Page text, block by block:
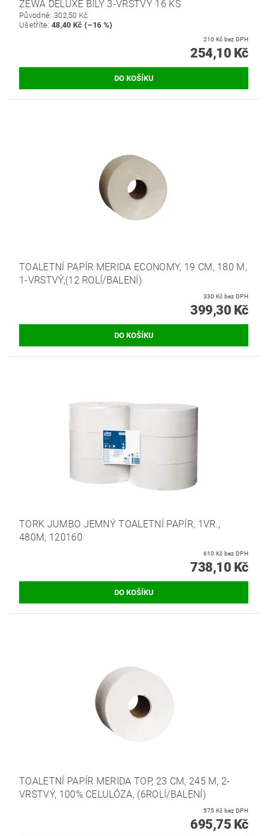
ZEWA DELUXE BÍLÝ 3-VRSTVÝ 16 KS
Původně: 302,50 Kč
Ušetříte:48,40 Kč (–16 %)
210 Kč bez DPH
254,10 Kč
TOALETNÍ PAPÍR MERIDA ECONOMY, 19 CM, 180 M,
1-VRSTVÝ,(12 ROLÍ/BALENÍ)
330 Kč bez DPH
399,30 Kč
TORK JUMBO JEMNÝ TOALETNÍ PAPÍR, 1VR.,
480M, 120160
610 Kč bez DPH
738,10 Kč
TOALETNÍ PAPÍR MERIDA TOP, 23 CM, 245 M, 2-
VRSTVÝ, 100% CELULÓZA, (6ROLÍ/BALENÍ)
575 Kč bez DPH
695,75 Kč